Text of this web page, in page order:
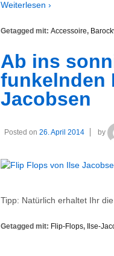
Weiterlesen ›
Getagged mit: Accessoire,
Ab ins
funkelnden
Jacobsen
Posted on 26. April 2014 by
Tipp: Natürlich erhaltet Ihr
Getagged mit: Flip-Flops, Ilse-